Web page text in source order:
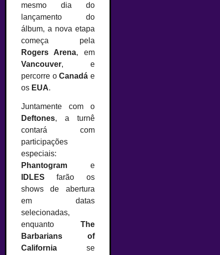
mesmo dia do
lançamento do
álbum, a nova etapa
começa pela
Rogers Arena, em
Vancouver, e
percorre oCanadá e
os EUA.
Juntamente com o
Deftones, a turnê
contará com
participações
especiais:
Phantogram e
IDLES farão os
shows de abertura
em datas
selecionadas,
enquanto The
Barbarians of
California se